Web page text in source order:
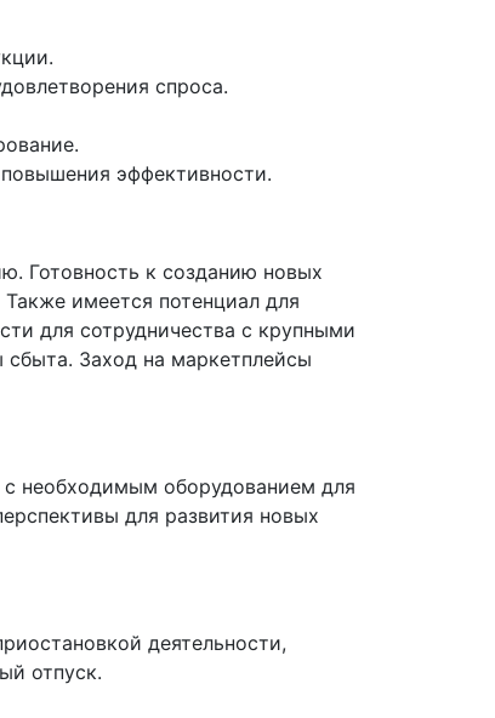
спроса.
эффективности.
Готовность к созданию новых
имеется потенциал для
для сотрудничества с крупными
Заход на маркетплейсы
с необходимым оборудованием для
для развития новых
деятельности,
отпуск.